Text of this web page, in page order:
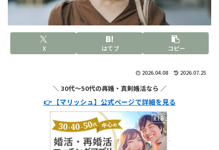
X はてブ コピー
2026.04.08 2026.07.25
＼ 30代〜50代の再婚・真剣婚活なら ／
👉 【マリッシュ】公式ページで詳細を見る